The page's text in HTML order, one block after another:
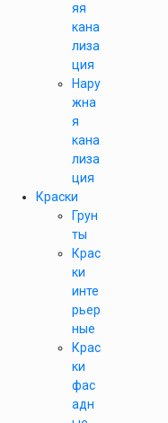
яя
кана
лиза
ция
Нару
жна
я
кана
лиза
ция
Краски
Грун
ты
Крас
ки
инте
рьер
ные
Крас
ки
фас
адн